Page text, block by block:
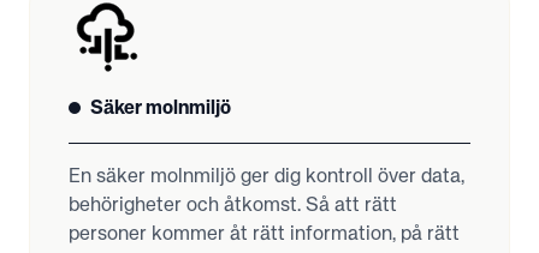
Säker molnmiljö
En säker molnmiljö ger dig kontroll över data,
behörigheter och åtkomst. Så att rätt
personer kommer åt rätt information, på rätt